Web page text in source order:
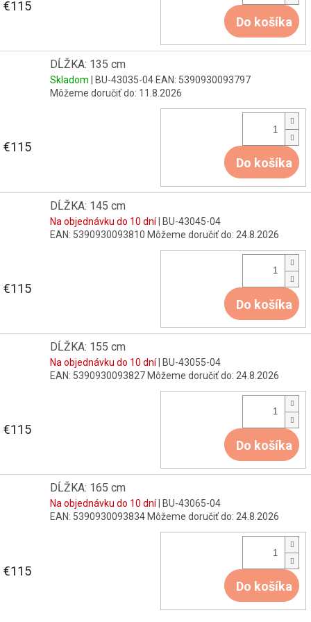
€115
Do košíka
DĹŽKA: 135 cm
Skladom | BU-43035-04 EAN: 5390930093797
Môžeme doručiť do: 11.8.2026
€115
Do košíka
DĹŽKA: 145 cm
Na objednávku do 10 dní
| BU-43045-04
EAN: 5390930093810 Môžeme doručiť do: 24.8.2026
€115
Do košíka
DĹŽKA: 155 cm
Na objednávku do 10 dní
| BU-43055-04
EAN: 5390930093827 Môžeme doručiť do: 24.8.2026
€115
Do košíka
DĹŽKA: 165 cm
Na objednávku do 10 dní
| BU-43065-04
EAN: 5390930093834 Môžeme doručiť do: 24.8.2026
€115
Do košíka